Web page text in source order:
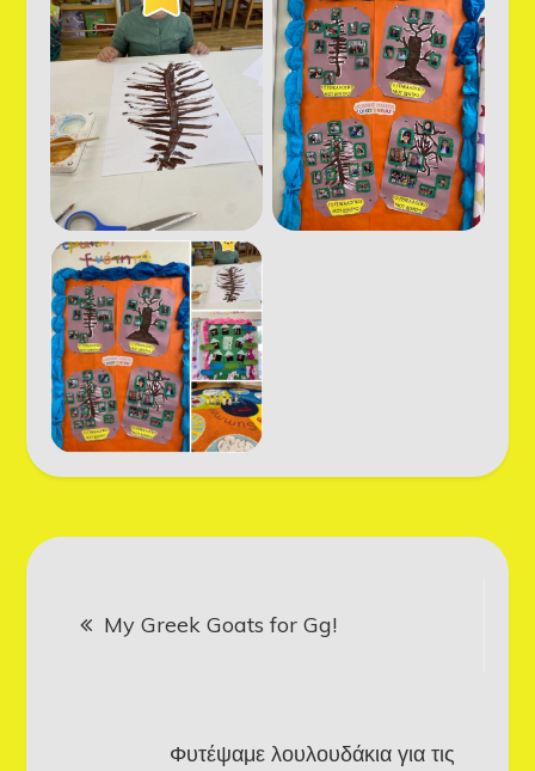
navigation
My Greek Goats for Gg!
Φυτέψαμε λουλουδάκια για τις